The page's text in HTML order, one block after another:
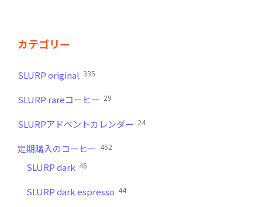
カテゴリー
SLURP original 335
SLURP rareコーヒー 29
SLURPアドベントカレンダー 24
定期購入のコーヒー 452
SLURP dark 46
SLURP dark espresso 44